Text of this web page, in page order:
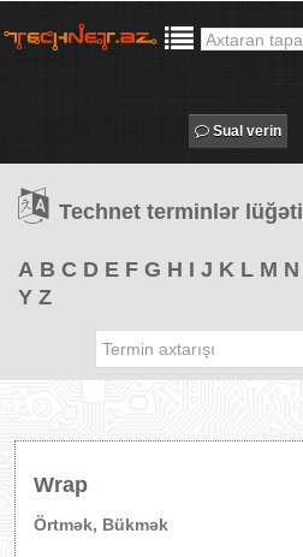
Sual verin
Technet terminlər lüğəti
A B C D E F G H I J K L M N
Y Z
Wrap
Örtmək, Bükmək